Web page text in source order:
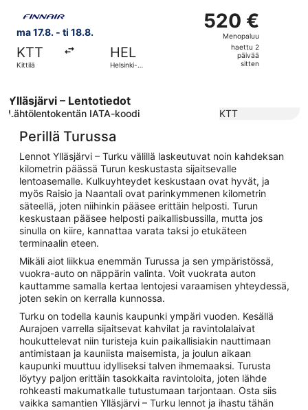
ma 17.8. - ti 18.8.
KTT
Kittilä
HEL
Helsinki-
520 €
Menopaluu,
haettu
520 €
Menopaluu
haettu 2
päivää
sitten
Ylläsjärvi – Lentotiedot
Lähtölentokentän IATA-koodi KTT
Perillä Turussa
Lennot Ylläsjärvi – Turku välillä laskeutuvat noin kahdeksan
kilometrin päässä Turun keskustasta sijaitsevalle
lentoasemalle. Kulkuyhteydet keskustaan ovat hyvät, ja
myös Raisio ja Naantali ovat parinkymmenen kilometrin
säteellä, joten niihinkin pääsee erittäin helposti. Turun
keskustaan pääsee helposti paikallisbussilla, mutta jos
sinulla on kiire, kannattaa varata taksi jo etukäteen
terminaalin eteen.
Mikäli aiot liikkua enemmän Turussa ja sen ympäristössä,
vuokra-auto on näppärin valinta. Voit vuokrata auton
kauttamme samalla kertaa lentojesi varaamisen yhteydessä,
joten sekin on kerralla kunnossa.
Turku on todella kaunis kaupunki ympäri vuoden. Kesällä
Aurajoen varrella sijaitsevat kahvilat ja ravintolalaivat
houkuttelevat niin turisteja kuin paikallisiakin nauttimaan
antimistaan ja kauniista maisemista, ja joulun aikaan
kaupunki muuttuu idylliseksi talven ihmemaaksi. Turusta
löytyy paljon erittäin tasokkaita ravintoloita, joten lähde
rohkeasti makumatkalle tutustumaan tarjontaan. Osta siis
vaikka samantien Ylläsjärvi – Turku lennot ja ihastu tähän